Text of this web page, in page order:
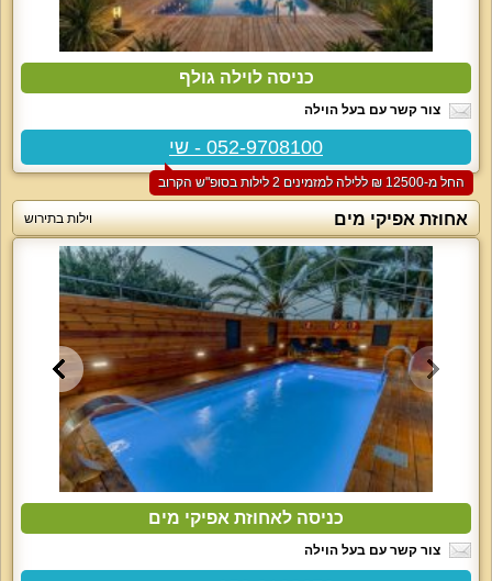
כניסה לוילה גולף
צור קשר עם בעל הוילה
052-9708100 - שי
החל מ-‏12500 ₪ ללילה למזמינים 2 לילות בסופ"ש הקרוב
אחוזת אפיקי מים וילות בתירוש
כניסה לאחוזת אפיקי מים
צור קשר עם בעל הוילה